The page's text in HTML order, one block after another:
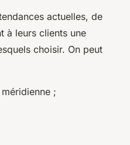
actuelles, de
à leurs clients une
choisir. On peut
;